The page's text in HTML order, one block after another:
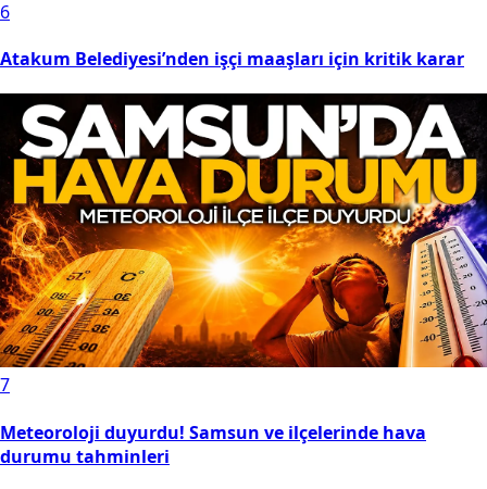
6
Atakum Belediyesi’nden işçi maaşları için kritik karar
7
Meteoroloji duyurdu! Samsun ve ilçelerinde hava
durumu tahminleri